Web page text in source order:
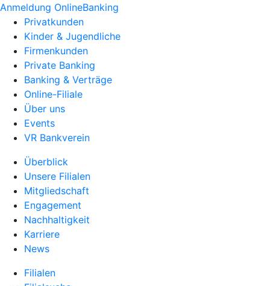
Anmeldung OnlineBanking
Privatkunden
Kinder & Jugendliche
Firmenkunden
Private Banking
Banking & Verträge
Online-Filiale
Über uns
Events
VR Bankverein
Überblick
Unsere Filialen
Mitgliedschaft
Engagement
Nachhaltigkeit
Karriere
News
Filialen